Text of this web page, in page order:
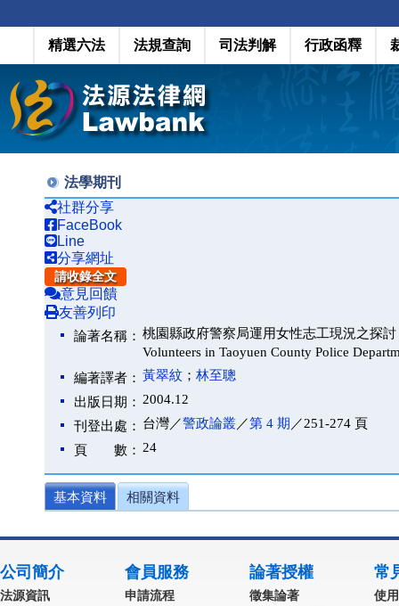
精選六法 法規查詢 司法判解 行政函釋
法學期刊
社群分享
FaceBook
Line
分享網址
請收錄全文
意見回饋
友善列印
論著名稱： 桃園縣政府警察局運用女性志工現況之探討
Volunteers in Taoyuen County Police
編著譯者： 黃翠紋 ； 林至聰
出版日期： 2004.12
刊登出處： 台灣／警政論叢／第 4 期 ／251-274 頁
頁 數： 24
基本資料 相關資料
公司簡介
法源資訊
會員服務
申請流程
論著授權
徵集論著
常
使